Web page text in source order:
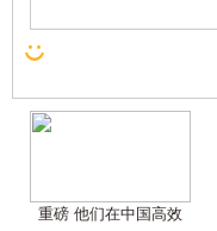
重磅 他们在中国高效